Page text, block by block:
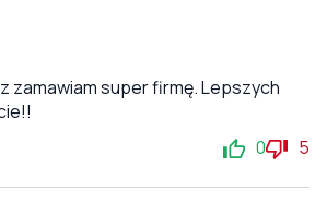
zamawiam super firmę. Lepszych
0 5